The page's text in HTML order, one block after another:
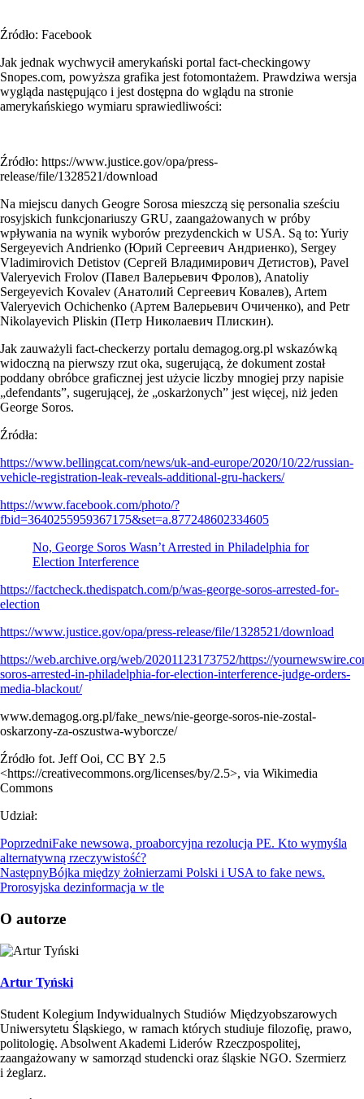
Źródło: Facebook
Jak jednak wychwycił amerykański portal fact-checkingowy
Snopes.com, powyższa grafika jest fotomontażem. Prawdziwa wersja
wygląda następująco i jest dostępna do wglądu na stronie
amerykańskiego wymiaru sprawiedliwości:
Źródło: https://www.justice.gov/opa/press-
release/file/1328521/download
Na miejscu danych Geogre Sorosa mieszczą się personalia sześciu
rosyjskich funkcjonariuszy GRU, zaangażowanych w próby
wpływania na wynik wyborów prezydenckich w USA. Są to: Yuriy
Sergeyevich Andrienko (Юрий Сергеевич Андриенко), Sergey
Vladimirovich Detistov (Сергей Владимирович Детистов), Pavel
Valeryevich Frolov (Павел Валерьевич Фролов), Anatoliy
Sergeyevich Kovalev (Анатолий Сергеевич Ковалев), Artem
Valeryevich Ochichenko (Артем Валерьевич Очиченко), and Petr
Nikolayevich Pliskin (Петр Николаевич Плискин).
Jak zauważyli fact-checkerzy portalu demagog.org.pl wskazówką
widoczną na pierwszy rzut oka, sugerującą, że dokument został
poddany obróbce graficznej jest użycie liczby mnogiej przy napisie
„defendants”, sugerującej, że „oskarżonych” jest więcej, niż jeden
George Soros.
Źródła:
https://www.bellingcat.com/news/uk-and-europe/2020/10/22/russian-
vehicle-registration-leak-reveals-additional-gru-hackers/
https://www.facebook.com/photo/?
fbid=3640255959367175&set=a.877248602334605
No, George Soros Wasn’t Arrested in Philadelphia for
Election Interference
https://factcheck.thedispatch.com/p/was-george-soros-arrested-for-
election
https://www.justice.gov/opa/press-release/file/1328521/download
https://web.archive.org/web/20201123173752/https://
soros-arrested-in-philadelphia-for-election-interference-judge-orders-
media-blackout/
www.demagog.org.pl/fake_news/nie-george-soros-nie-zostal-
oskarzony-za-oszustwa-wyborcze/
Źródło fot. Jeff Ooi, CC BY 2.5
<https://creativecommons.org/licenses/by/2.5>, via Wikimedia
Commons
Udział:
PoprzedniFake newsowa, proaborcyjna rezolucja PE. Kto wymyśla
alternatywną rzeczywistość?
NastępnyBójka między żołnierzami Polski i USA to fake news.
Prorosyjska dezinformacja w tle
O autorze
Artur Tyński
Student Kolegium Indywidualnych Studiów Międzyobszarowych
Uniwersytetu Śląskiego, w ramach których studiuje filozofię, prawo,
politologię. Absolwent Akademi Liderów Rzeczpospolitej,
zaangażowany w samorząd studencki oraz śląskie NGO. Szermierz
i żeglarz.